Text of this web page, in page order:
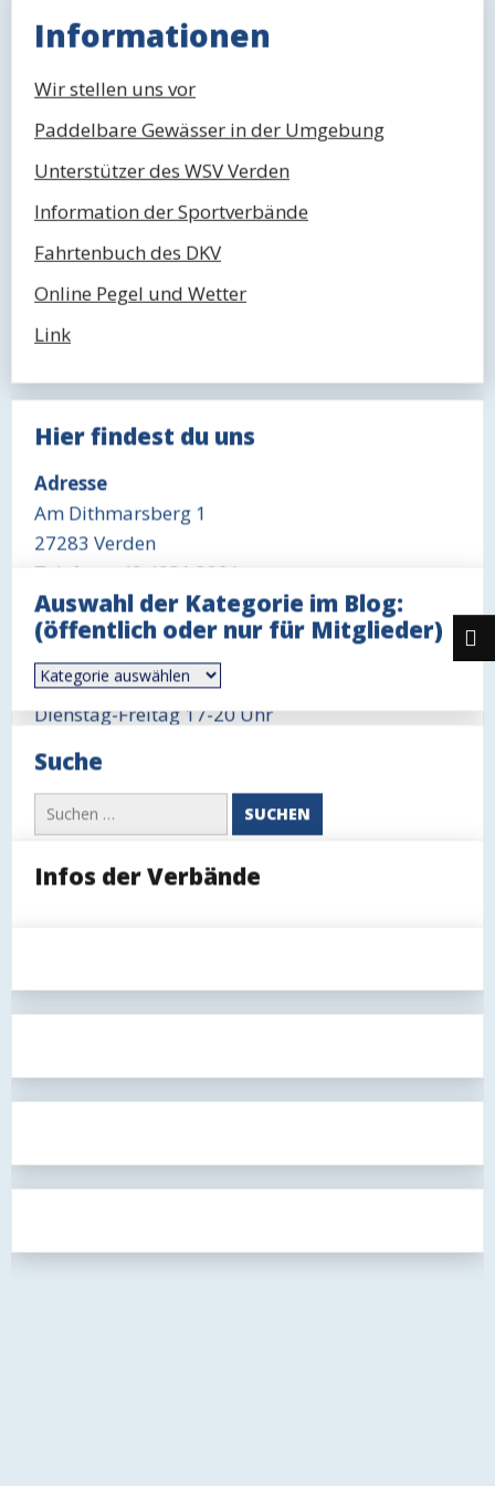
Informationen
Wir stellen uns vor
Paddelbare Gewässer in der Umgebung
Unterstützer des WSV Verden
Information der Sportverbände
Fahrtenbuch des DKV
Online Pegel und Wetter
Link
Hier findest du uns
Adresse
Am Dithmarsberg 1
27283 Verden
Telefon: +49 4231 3291
Öffnungszeit Büro
Mittwoch 18-19 Uhr
Öffnungszeit Gaststätte
Dienstag-Freitag 17-20 Uhr
Auswahl der Kategorie im Blog:
(öffentlich oder nur für Mitglieder)
Auswahl
der
im
(öffentlich
oder
nur
für
Mitglieder)
Suche
Suchen
nach:
Infos der Verbände